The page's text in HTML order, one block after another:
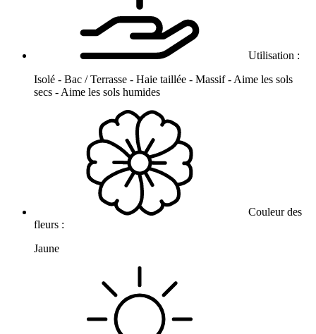
Utilisation :
Isolé - Bac / Terrasse - Haie taillée - Massif - Aime les sols
secs - Aime les sols humides
Couleur des
fleurs :
Jaune